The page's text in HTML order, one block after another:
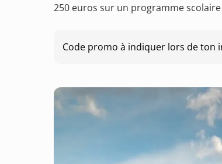
250 euros sur un programme
Code promo à indiquer lors de ton